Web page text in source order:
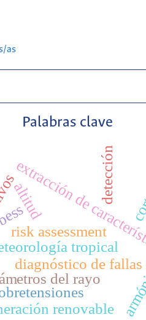
as
Palabras clave
extracción de
diagnóstico de fallas
del rayo
tropical
detección
risk assessment
altitud
renovable